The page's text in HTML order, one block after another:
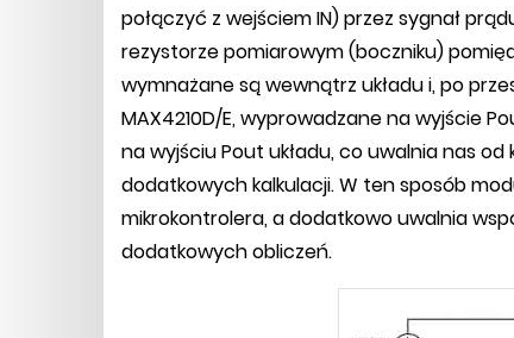
połączyć z wejściem IN) przez sygnał
rezystorze pomiarowym (boczniku)
wymnażane są wewnątrz układu i, po
MAX4210D/E, wyprowadzane na wyjście
na wyjściu Pout układu, co uwalnia nas
dodatkowych kalkulacji. W ten sposób
mikrokontrolera, a dodatkowo uwalnia
dodatkowych obliczeń.